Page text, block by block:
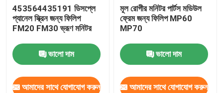
453564435191 ডিসপ্লে
প্যানেল স্ক্রিন জন্য ফিলিপ
FM20 FM30 ভ্রূণ মনিটর
ভালো দাম
আমাদের সাথে যোগাযোগ করুন
মূল রোগীর মনিটর পার্টস মডিউল
ফ্রেম জন্য ফিলিপ MP60
MP70
ভালো দাম
আমাদের সাথে যোগাযোগ করুন